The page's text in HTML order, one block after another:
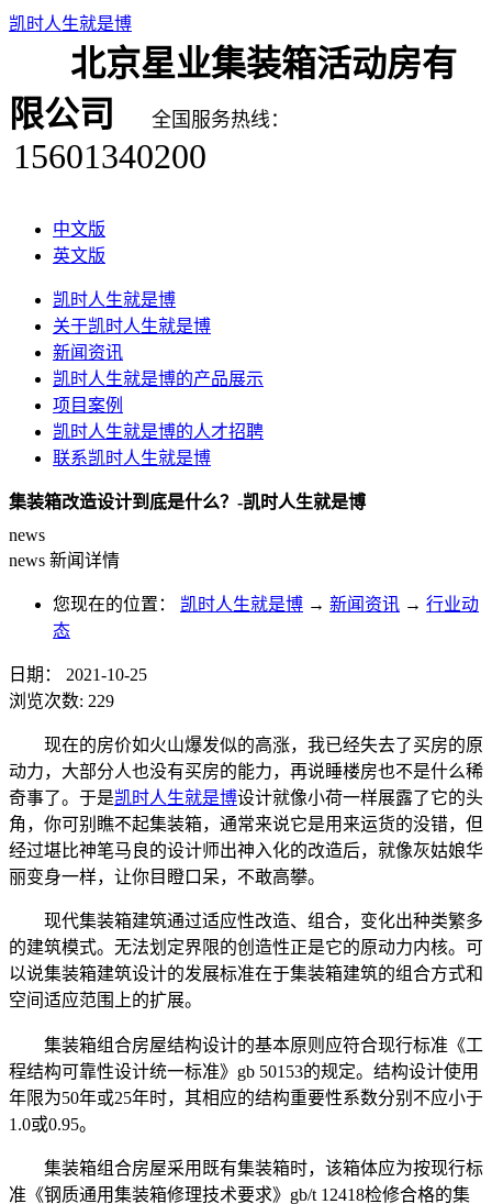
凯时人生就是博
北京星业集装箱活动房有
限公司
全国服务热线：
15601340200
中文版
英文版
凯时人生就是博
关于凯时人生就是博
新闻资讯
凯时人生就是博的产品展示
项目案例
凯时人生就是博的人才招聘
联系凯时人生就是博
集装箱改造设计到底是什么？-凯时人生就是博
news
news 新闻详情
您现在的位置： 凯时人生就是博 → 新闻资讯 → 行业动
态
日期：
2021-10-25
浏览次数: 229
现在的房价如火山爆发似的高涨，我已经失去了买房的原
动力，大部分人也没有买房的能力，再说睡楼房也不是什么稀
奇事了。于是凯时人生就是博设计就像小荷一样展露了它的头
角，你可别瞧不起集装箱，通常来说它是用来运货的没错，但
经过堪比神笔马良的设计师出神入化的改造后，就像灰姑娘华
丽变身一样，让你目瞪口呆，不敢高攀。
现代集装箱建筑通过适应性改造、组合，变化出种类繁多
的建筑模式。无法划定界限的创造性正是它的原动力内核。可
以说集装箱建筑设计的发展标准在于集装箱建筑的组合方式和
空间适应范围上的扩展。
集装箱组合房屋结构设计的基本原则应符合现行标准《工
程结构可靠性设计统一标准》gb 50153的规定。结构设计使用
年限为50年或25年时，其相应的结构重要性系数分别不应小于
1.0或0.95。
集装箱组合房屋采用既有集装箱时，该箱体应为按现行标
准《钢质通用集装箱修理技术要求》gb/t 12418检修合格的集